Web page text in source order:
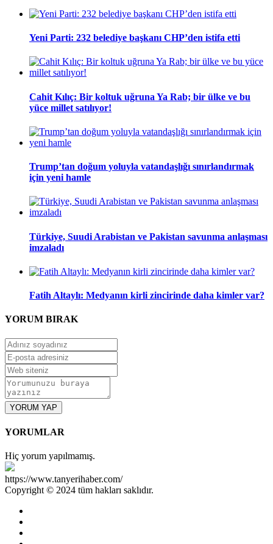
Yeni Parti: 232 belediye başkanı CHP’den istifa etti
Cahit Kılıç: Bir koltuk uğruna Ya Rab; bir ülke ve bu
yüce millet satılıyor!
Trump’tan doğum yoluyla vatandaşlığı sınırlandırmak
için yeni hamle
Türkiye, Suudi Arabistan ve Pakistan savunma anlaşması
imzaladı
Fatih Altaylı: Medyanın kirli zincirinde daha kimler var?
YORUM BIRAK
YORUM YAP
YORUMLAR
Hiç yorum yapılmamış.
https://www.tanyerihaber.com/
Copyright © 2024 tüm hakları saklıdır.